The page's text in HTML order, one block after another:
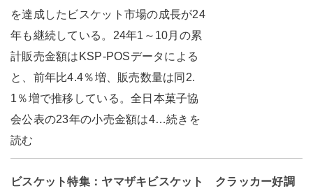
を達成したビスケット市場の成長が24
年も継続している。24年1～10月の累
計販売金額はKSP-POSデータによる
と、前年比4.4％増、販売数量は同2.
1％増で推移している。全日本菓子協
会公表の23年の小売金額は4…続きを
読む
ビスケット特集：ヤマザキビスケット クラッカー好調